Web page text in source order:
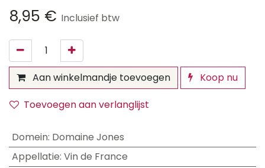
8,95 € Inclusief btw
Aan winkelmandje toevoegen
Koop nu
Toevoegen aan verlanglijst
Domein: Domaine Jones
Appellatie: Vin de France